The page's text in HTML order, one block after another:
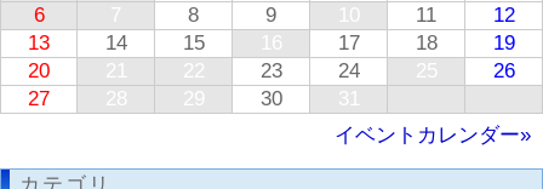
6
7 8 9 10 11
12
13
14 15 16 17 18
19
20
21 22 23 24 25
26
27
28 29 30
31
イベントカレンダー»